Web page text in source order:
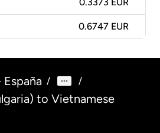
0.3373 EUR
0.6747 EUR
/ /
to Vietnamese